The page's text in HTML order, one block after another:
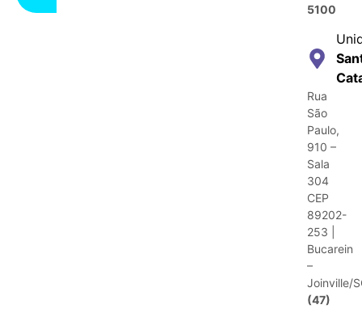
5100
Rua
São
Paulo,
910 –
Sala
304
CEP
89202-
253 |
Bucarein
–
Joinville/
(47)